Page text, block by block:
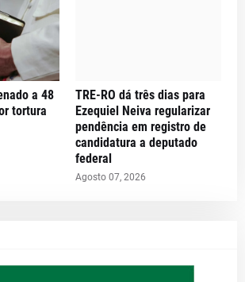
a 48
tortura
TRE-RO dá três dias para
Ezequiel Neiva regularizar
pendência em registro de
candidatura a deputado
federal
Agosto 07, 2026